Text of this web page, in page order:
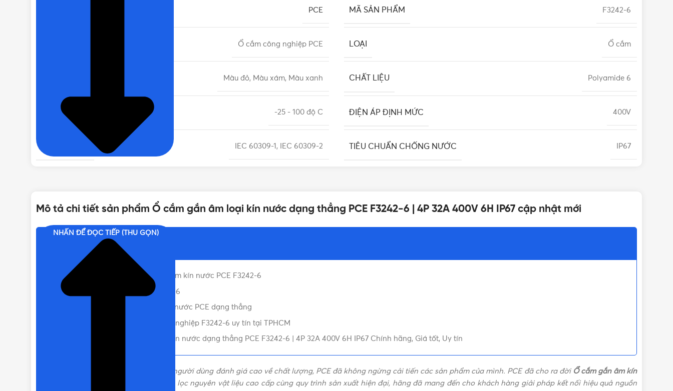
PCE MÃ SẢN PHẨM F3242-6
Ổ cắm công nghiệp PCE LOẠI Ổ cắm
Màu đỏ, Màu xám, Màu xanh CHẤT LIỆU Polyamide 6
NHIỆT ĐỘ HOẠT ĐỘNG -25 - 100 độ C ĐIỆN ÁP ĐỊNH MỨC 400V
IEC 60309-1, IEC 60309-2 TIÊU CHUẨN CHỐNG NƯỚC IP67
KIỂU DÁNG Dạng thẳng TẦN SỐ ĐỊNH MỨC
SỐ CỰC
Mô tả chi tiết sản phẩm Ổ cắm gắn âm loại kín nước dạng thẳng PCE F3242-6 | 4P 32A 400V 6H IP67 cập nhật mới
Nội dung chính
Thông số cơ bản của ổ cắm gắn âm kín nước PCE F3242-6
Ưu điểm nổi bật của ổ cắm F3242-6
Catalogue ổ cắm gắn âm loại kín nước PCE dạng thẳng
Vật Tư 365 – Nơi bán ổ cắm công nghiệp F3242-6 uy tín tại TPHCM
Liên hệ mua Ổ cắm gắn âm loại kín nước dạng thẳng PCE F3242-6 | 4P 32A 400V 6H IP67 Chính hãng, Giá tốt, Uy tín
Là một trong những thương hiệu được người dùng đánh giá cao về chất lượng, PCE đã không ngừng cải tiến các sản phẩm của mình. PCE đã cho ra đời Ổ cắm gắn âm kín
Với sự chọn lọc nguyên vật liệu cao cấp cùng quy trình sản xuất hiện đại, hãng đã mang đến cho khách hàng giải pháp kết nối hiệu quả nguồn
NHẤN ĐỂ ĐỌC TIẾP (THU GỌN)